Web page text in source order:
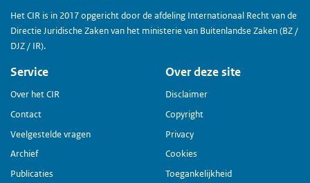
Het CIR is in 2017 opgericht door de afdeling Internationaal Recht van de
Directie Juridische Zaken van het ministerie van Buitenlandse Zaken (BZ /
DJZ / IR).
Service
Over het CIR
Contact
Veelgestelde vragen
Archief
Publicaties
Over deze site
Disclaimer
Copyright
Privacy
Cookies
Toegankelijkheid